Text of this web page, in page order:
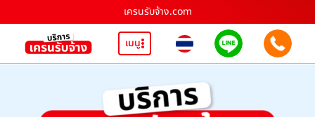
เครนรับจ้าง.com
เมนู